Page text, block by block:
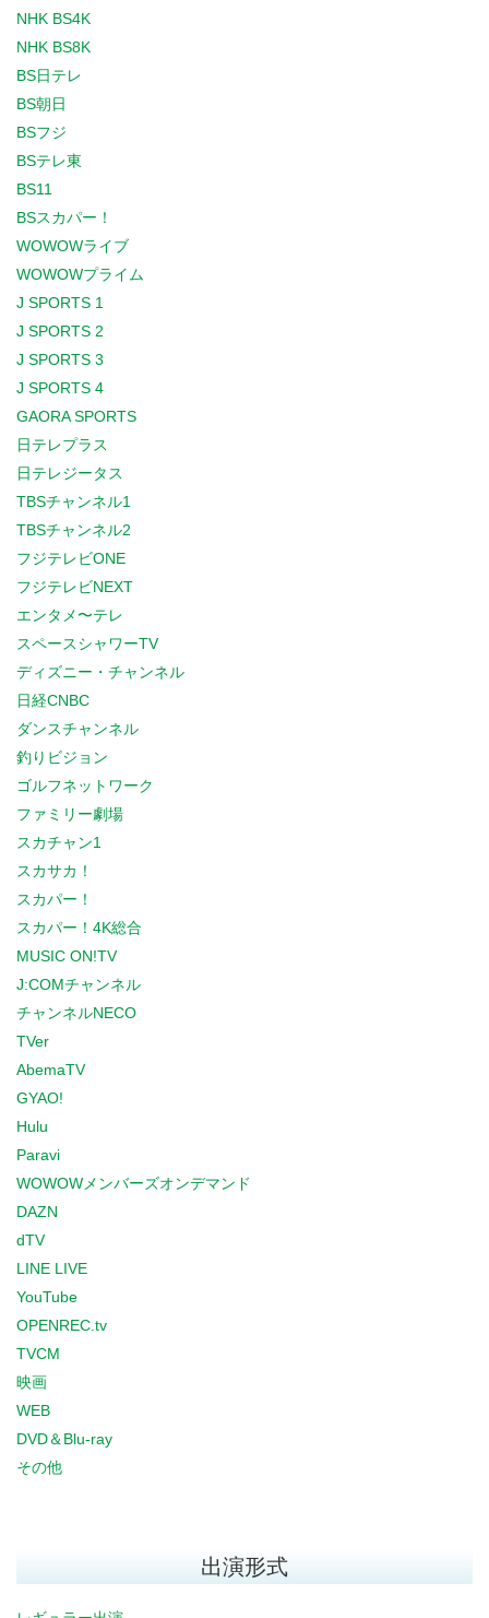
NHK BS4K
NHK BS8K
BS日テレ
BS朝日
BSフジ
BSテレ東
BS11
BSスカパー！
WOWOWライブ
WOWOWプライム
J SPORTS 1
J SPORTS 2
J SPORTS 3
J SPORTS 4
GAORA SPORTS
日テレプラス
日テレジータス
TBSチャンネル1
TBSチャンネル2
フジテレビONE
フジテレビNEXT
エンタメ〜テレ
スペースシャワーTV
ディズニー・チャンネル
日経CNBC
ダンスチャンネル
釣りビジョン
ゴルフネットワーク
ファミリー劇場
スカチャン1
スカサカ！
スカパー！
スカパー！4K総合
MUSIC ON!TV
J:COMチャンネル
チャンネルNECO
TVer
AbemaTV
GYAO!
Hulu
Paravi
WOWOWメンバーズオンデマンド
DAZN
dTV
LINE LIVE
YouTube
OPENREC.tv
TVCM
映画
WEB
DVD＆Blu-ray
その他
出演形式